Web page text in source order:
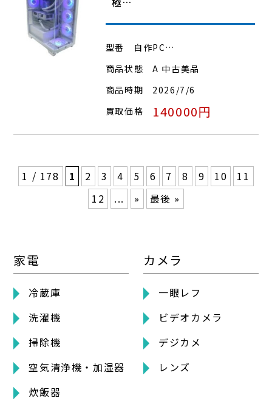
型番
自作PC…
商品状態
A 中古美品
商品時期
2026/7/6
買取価格
140000円
1 / 178 1 2 3 4 5 6 7 8 9 10
11
12
... » 最後 »
家電
冷蔵庫
洗濯機
掃除機
空気清浄機・加湿器
炊飯器
カメラ
一眼レフ
ビデオカメラ
デジカメ
レンズ